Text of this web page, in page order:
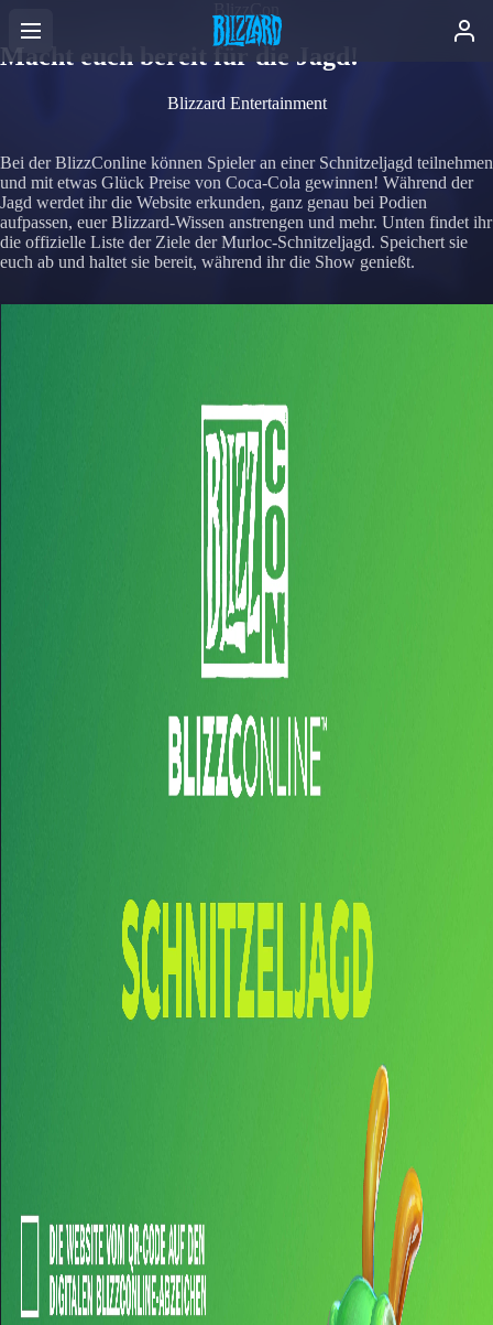
Macht euch bereit für die Jagd!
Blizzard Entertainment
Bei der BlizzConline können Spieler an einer Schnitzeljagd teilnehmen
und mit etwas Glück Preise von Coca-Cola gewinnen! Während der
Jagd werdet ihr die Website erkunden, ganz genau bei Podien
aufpassen, euer Blizzard-Wissen anstrengen und mehr. Unten findet ihr
die offizielle Liste der Ziele der Murloc-Schnitzeljagd. Speichert sie
euch ab und haltet sie bereit, während ihr die Show genießt.